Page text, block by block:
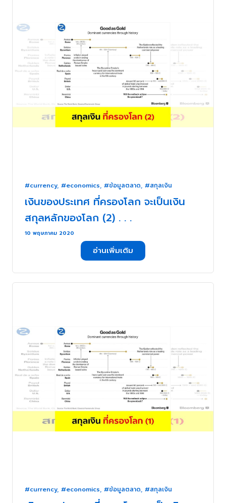
#currency, #economics, #ข้อมูลตลาด, #สกุลเงิน
เงินของประเทศ ที่ครองโลก จะเป็นเงิน
สกุลหลักของโลก (2) . . .
10 พฤษภาคม 2020
อ่านเพิ่มเติม
#currency, #economics, #ข้อมูลตลาด, #สกุลเงิน